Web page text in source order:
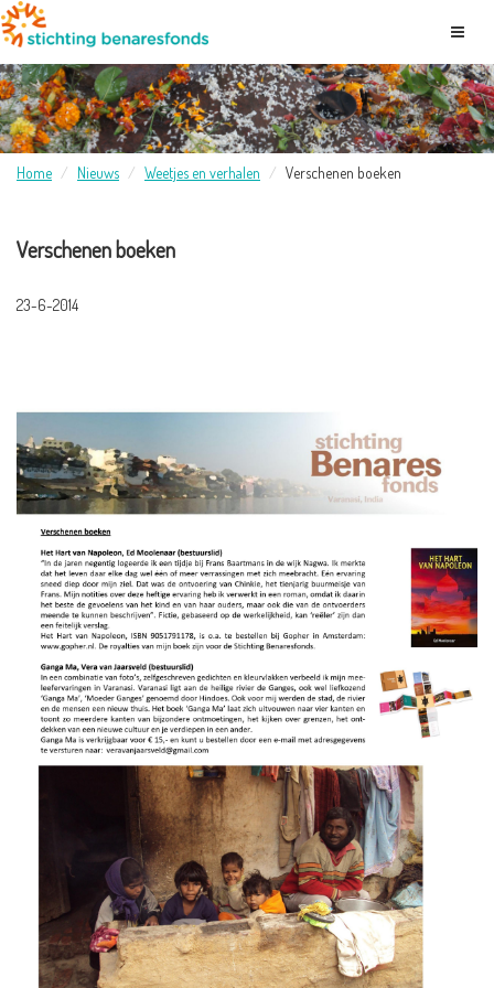
Home Nieuws Weetjes en verhalen Verschenen boeken
Verschenen boeken
23-6-2014